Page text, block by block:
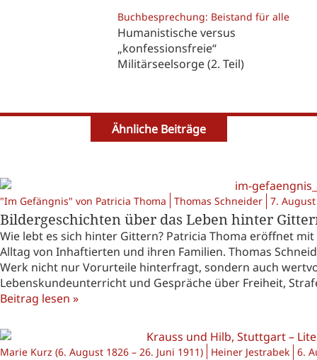
Buchbesprechung: Beistand für alle
Humanistische versus
„konfessionsfreie“
Militärseelsorge (2. Teil)
Ähnliche Beiträge
"Im Gefängnis" von Patricia Thoma Thomas Schneider 7.
Bildergeschichten über das Leben hinter
Wie lebt es sich hinter Gittern? Patricia Thoma eröffnet
Alltag von Inhaftierten und ihren Familien. Thomas
Werk nicht nur Vorurteile hinterfragt, sondern auch
Lebenskundeunterricht und Gespräche über Freiheit,
Beitrag lesen »
Marie Kurz (6. August 1826 – 26. Juni 1911) Heiner Jestrabek 6.